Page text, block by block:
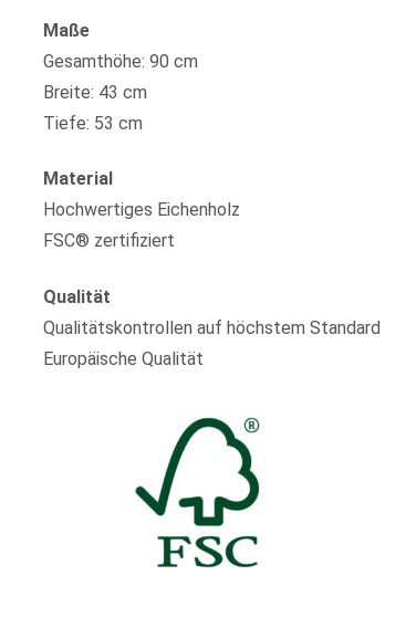
Maße
Gesamthöhe: 90 cm
Breite: 43 cm
Tiefe: 53 cm
Material
Hochwertiges Eichenholz
FSC® zertifiziert
Qualität
Qualitätskontrollen auf höchstem Standard
Europäische Qualität